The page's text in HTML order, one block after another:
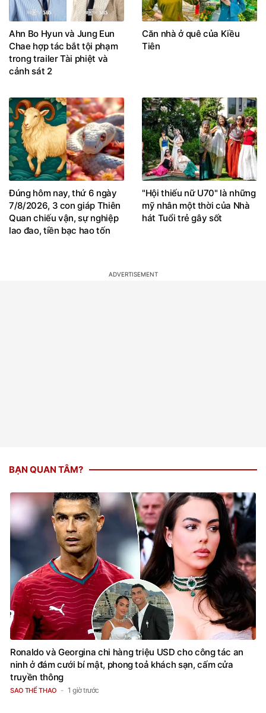
Ahn Bo Hyun và Jung Eun
Chae hợp tác bắt tội phạm
trong trailer Tài phiệt và
cảnh sát 2
Căn nhà ở quê của Kiều
Tiên
Đúng hôm nay, thứ 6 ngày
7/8/2026, 3 con giáp Thiên
Quan chiếu vận, sự nghiệp
lao đao, tiền bạc hao tốn
"Hội thiếu nữ U70" là những
mỹ nhân một thời của Nhà
hát Tuổi trẻ gây sốt
BẠN QUAN TÂM?
Ronaldo và Georgina chi hàng triệu USD cho công tác an
ninh ở đám cưới bí mật, phong toả khách sạn, cấm cửa
truyền thông
SAO THỂ THAO 1 giờ trước